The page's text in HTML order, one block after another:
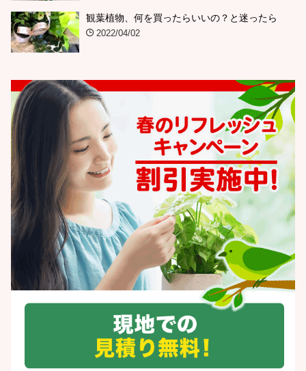
観葉植物、何を買ったらいいの？と迷ったら
2022/04/02